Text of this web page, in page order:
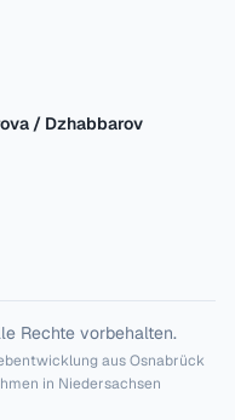
/ Dzhabbarov
Rechte vorbehalten.
aus Osnabrück
in Niedersachsen